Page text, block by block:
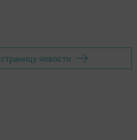
новости